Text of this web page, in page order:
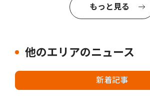
もっと見る
他のエリアのニュース
新着記事